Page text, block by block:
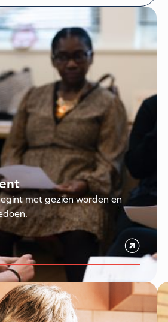
met gezien worden en